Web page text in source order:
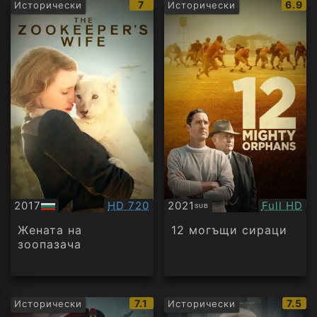
Исторически
IMDb
рейтинг:
7
2017
БГ
аудио
Качество:
HD 720
Жената на
зоопазача
Исторически
IMDb
6.9
2021 SUB
Субтитри Full HD
12 могъщи сираци
Исторически
IMDb
7.1 Исторически
IMDb
7.5